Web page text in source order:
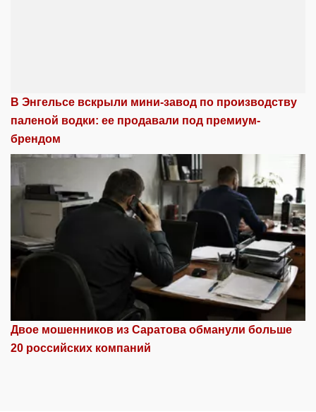
В Энгельсе вскрыли мини-завод по производству
паленой водки: ее продавали под премиум-
брендом
Двое мошенников из Саратова обманули больше
20 российских компаний